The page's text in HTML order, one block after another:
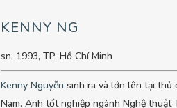
KENNY NG
sn. 1993, TP. Hồ Chí Minh
Kenny Nguyễn sinh ra và lớn lên tại thủ
Nam. Anh tốt nghiệp ngành Nghệ thuật